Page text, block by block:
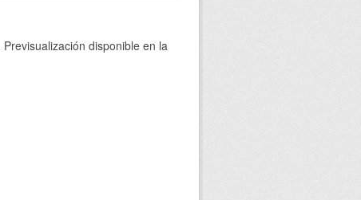
disponible en la